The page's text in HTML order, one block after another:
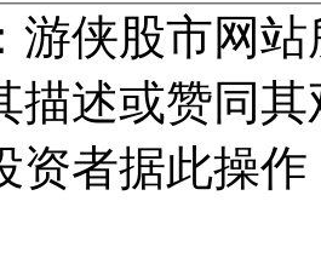
游侠股市网
描述或赞同
资者据此操